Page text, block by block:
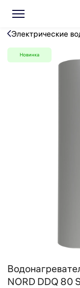
Электрические
Новинка
NORD DDQ 80